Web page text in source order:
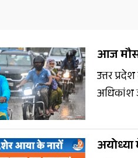
आज
उत्तर
अधिकांश जगहों पर रुक-रुककर बारिश हो रही है.
जारी की है.